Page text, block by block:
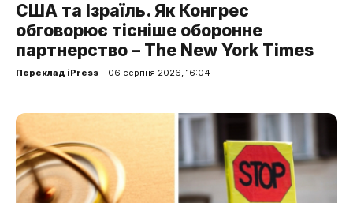
США та Ізраїль. Як Конгрес
обговорює тісніше оборонне
партнерство – The New York Times
Переклад iPress – 06 серпня 2026, 16:04